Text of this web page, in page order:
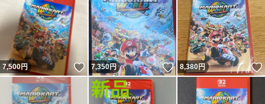
7,500円 いいね！
7,350円 いいね！
8,380円